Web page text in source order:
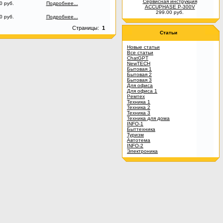
руб.
Подробнее...
руб. Подробнее...
Страницы: 1
Сервисная инструкция
ACCUPHASE P-300V
299.00 руб.
Статьи
Новые статьи
Все статьи
ChatGPT
NewTECH
Бытовая 1
Бытовая 2
Бытовая 3
Для офиса
Для офиса 1
Ремтех
Техника 1
Техника 2
Техника 3
Техника для дома
INFO-1
Быттехника
Туризм
Автотема
INFO-2
Электроника